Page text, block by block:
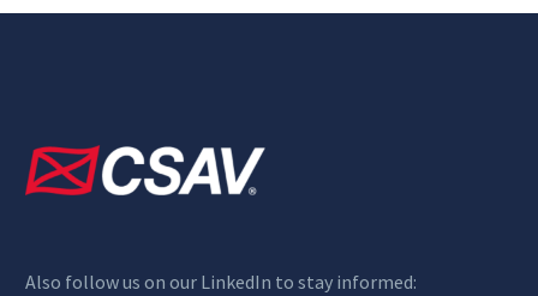
Also follow us on our LinkedIn to stay informed: